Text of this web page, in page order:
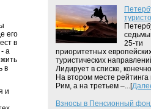
его
в
а
в
и
25-ти
приоритетных
туристических
Лидирует в списке,
На втором месте рейтинга
Рим, а на третьем –...[
Взносы в Пенсионный